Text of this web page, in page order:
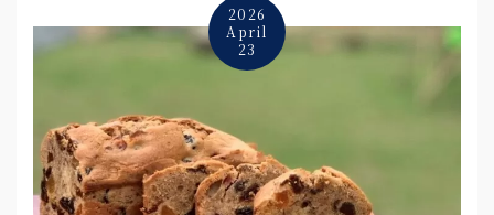
2026
April
23